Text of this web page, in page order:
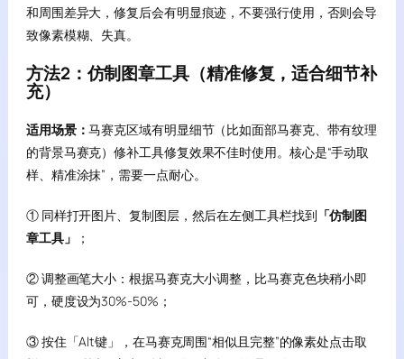
和周围差异大，修复后会有明显痕迹，不要强行使用，否则会导
致像素模糊、失真。
方法2：仿制图章工具（精准修复，适合细节补
充）
适用场景：马赛克区域有明显细节（比如面部马赛克、带有纹理
的背景马赛克）修补工具修复效果不佳时使用。核心是“手动取
样、精准涂抹”，需要一点耐心。
① 同样打开图片、复制图层，然后在左侧工具栏找到 「仿制图
章工具」
；
② 调整画笔大小：根据马赛克大小调整，比马赛克色块稍小即
可，硬度设为30%-50%；
③ 按住「Alt键」，在马赛克周围“相似且完整”的像素处点击取